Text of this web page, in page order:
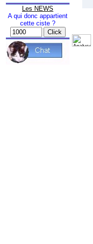
Les NEWS
A qui donc appartient
cette ciste ?